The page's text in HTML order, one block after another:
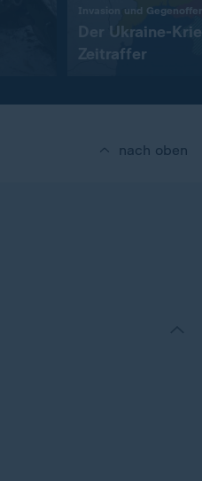
Invasion und
Der Ukraine-
Zeitraffer
nach oben